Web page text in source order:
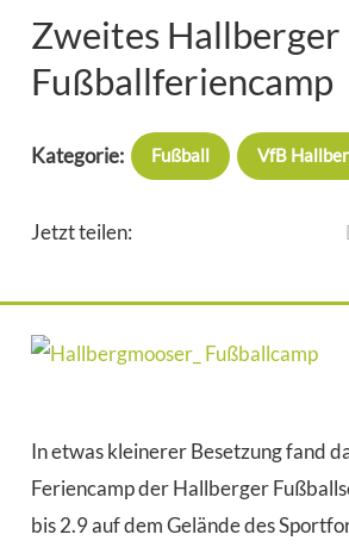
Zweites Hallberger
Fußballferiencamp
Kategorie: Fußball VfB
Jetzt teilen:
In etwas kleinerer Besetzung fand
Feriencamp der Hallberger
bis 2.9 auf dem Gelände des